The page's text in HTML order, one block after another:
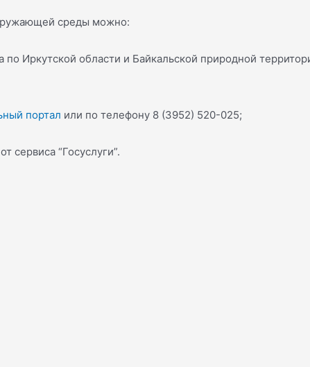
среды можно:
Иркутской области и Байкальской природной
портал или по телефону 8 (3952) 520-025;
от сервиса “Госуслуги”.